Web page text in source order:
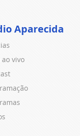
Aparecida
ao vivo